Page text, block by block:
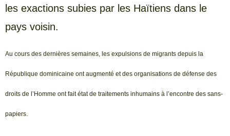
les exactions subies par les Haïtiens dans le
pays voisin.
Au cours des dernières semaines, les expulsions de migrants depuis la
République dominicaine ont augmenté et des organisations de défense des
droits de l’Homme ont fait état de traitements inhumains à l’encontre des sans-
papiers.